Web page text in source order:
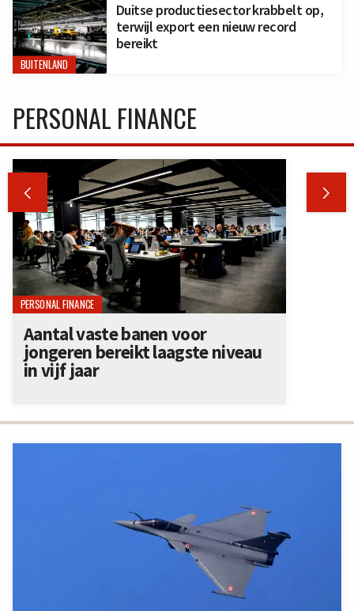
BUITENLAND
Duitse productiesector krabbelt op,
terwijl export een nieuw record
bereikt
PERSONAL FINANCE
 
PERSONAL FINANCE
Aantal vaste banen voor
jongeren bereikt laagste niveau
in vijf jaar